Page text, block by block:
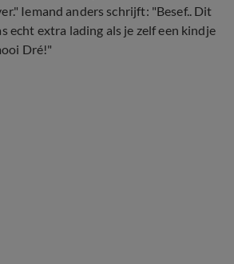
Iemand anders schrijft: "Besef.. Dit
echt extra lading als je zelf een kindje
Dré!"